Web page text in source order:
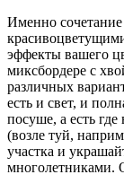
Именно
эффекты вашего
миксбордере с
различных
есть и свет, и
посуше, а есть где
(возле туй,
участка и
многолетниками.